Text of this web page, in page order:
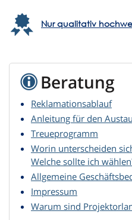
Nur qualitativ
Beratung
Reklamationsablauf
Anleitung für den
Treueprogramm
Worin unterscheiden
Welche sollte ich
Allgemeine
Impressum
Warum sind